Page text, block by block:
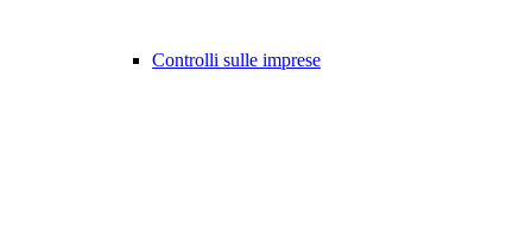
Controlli sulle imprese